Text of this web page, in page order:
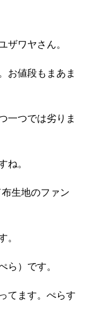
ザワヤさん。
お値段もまあま
一つでは劣りま
ね。
生地のファン
。
ら）です。
てます。ぺらす